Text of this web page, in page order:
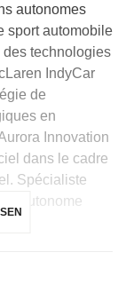
autonomes
sport automobile
technologies
IndyCar
de
en
Innovation
dans le cadre
Spécialiste
autonome